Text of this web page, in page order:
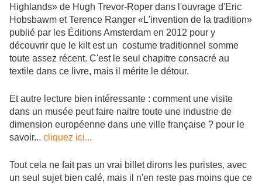
Highlands» de Hugh Trevor-Roper dans l'ouvrage d'Eric
Hobsbawm et Terence Ranger «L'invention de la tradition»
publié par les Éditions Amsterdam en 2012 pour y
découvrir que le kilt est un costume traditionnel somme
toute assez récent. C'est le seul chapitre consacré au
textile dans ce livre, mais il mérite le détour.
Et autre lecture bien intéressante : comment une visite
dans un musée peut faire naitre toute une industrie de
dimension européenne dans une ville française ? pour le
savoir... cliquez ici...
Tout cela ne fait pas un vrai billet dirons les puristes, avec
un seul sujet bien calé, mais il n'en reste pas moins que ce